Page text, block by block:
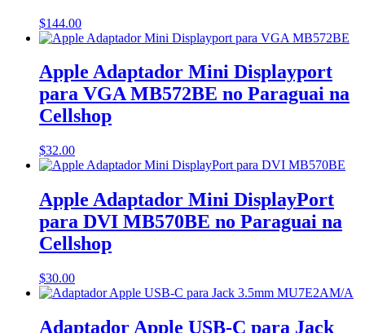
$144.00
Apple Adaptador Mini Displayport
para VGA MB572BE no Paraguai na
Cellshop
$32.00
Apple Adaptador Mini DisplayPort
para DVI MB570BE no Paraguai na
Cellshop
$30.00
Adaptador Apple USB-C para Jack